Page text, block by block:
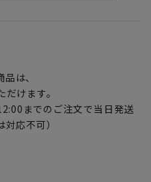
は、
けます。
までのご注文で当日発送
応不可）